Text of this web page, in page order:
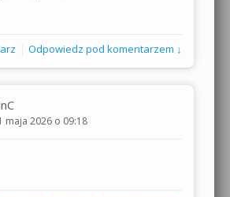
Odpowiedz pod komentarzem ↓
maja 2026 o 09:18